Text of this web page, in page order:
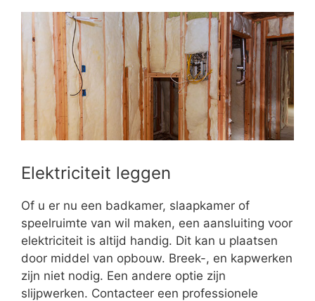
Elektriciteit leggen
Of u er nu een badkamer, slaapkamer of
speelruimte van wil maken, een aansluiting voor
elektriciteit is altijd handig. Dit kan u plaatsen
door middel van opbouw. Breek-, en kapwerken
zijn niet nodig. Een andere optie zijn
slijpwerken. Contacteer een professionele